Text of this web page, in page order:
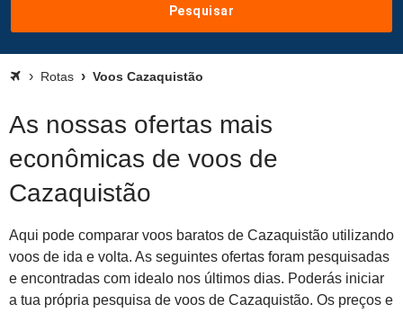
Pesquisar
Rotas Voos Cazaquistão
As nossas ofertas mais
econômicas de voos de
Cazaquistão
Aqui pode comparar voos baratos de Cazaquistão utilizando
voos de ida e volta. As seguintes ofertas foram pesquisadas
e encontradas com idealo nos últimos dias. Poderás iniciar
a tua própria pesquisa de voos de Cazaquistão. Os preços e